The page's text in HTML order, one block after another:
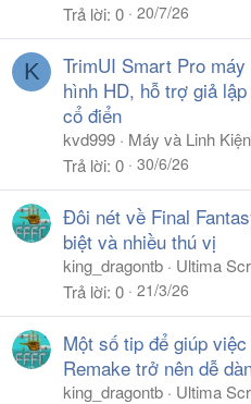
Trả lời 0 20/7/26
K
TrimUI Smart Pro
hình HD, hỗ trợ giả
cổ điển
kvd999
Máy và Linh
Trả lời 0 30/6/26
Đôi nét về Final
biệt và nhiều thú vị
king_dragontb
Ultima
Trả lời 0 21/3/26
Một số tip để giúp
Remake trở nên dễ
king_dragontb
Ultima